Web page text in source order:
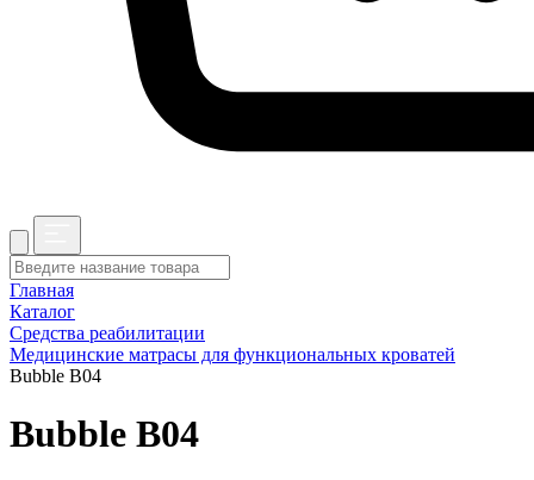
Главная
Каталог
Средства реабилитации
Медицинские матрасы для функциональных кроватей
Bubble B04
Bubble B04